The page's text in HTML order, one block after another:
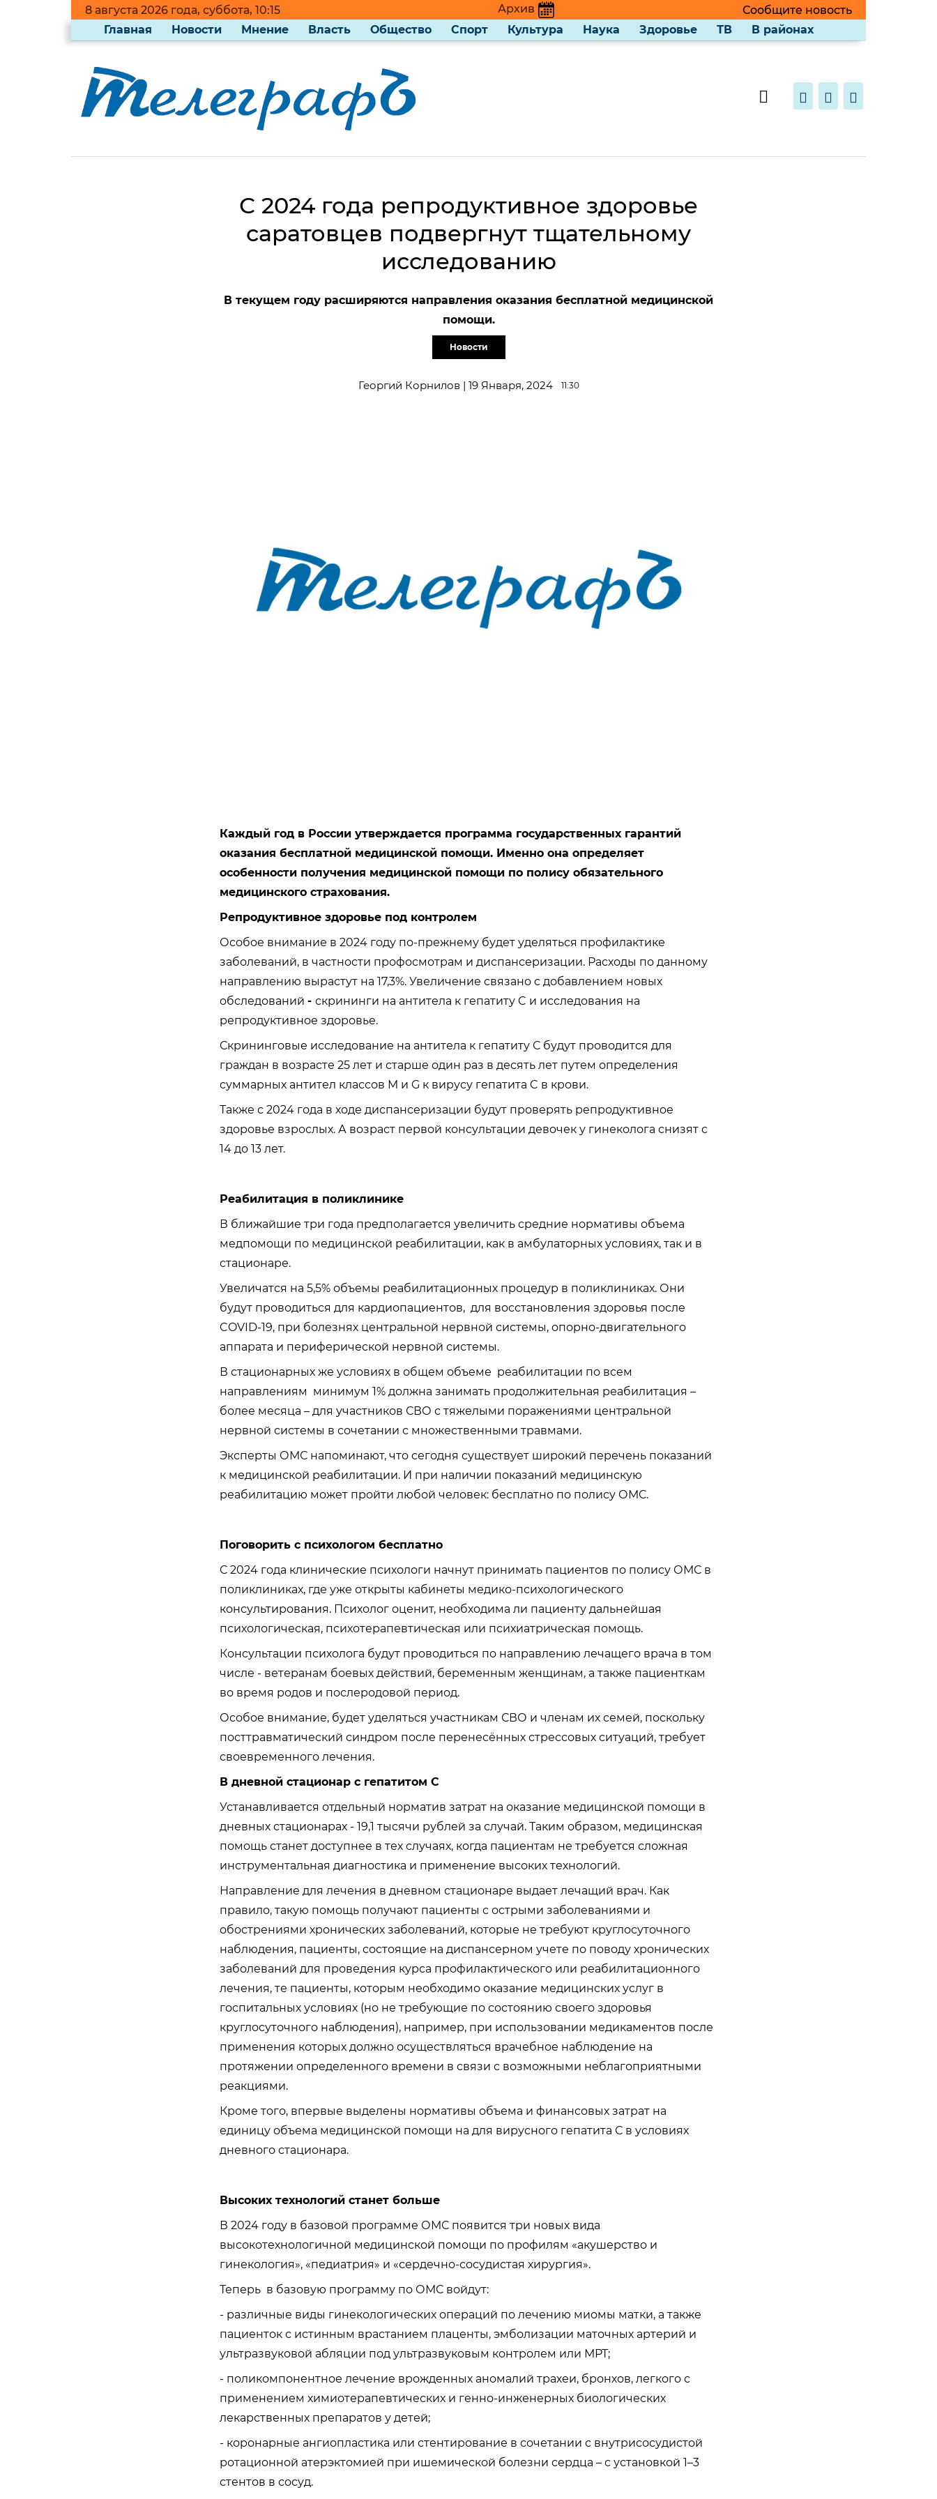
8 августа 2026 года, суббота, 10:15 Архив
Сообщите новость
Главная
Новости Мнение Власть Общество Спорт Культура Наука Здоровье ТВ В районах
С 2024 года репродуктивное здоровье
саратовцев подвергнут тщательному
исследованию
В текущем году расширяются направления оказания бесплатной медицинской
помощи.
Новости
Георгий Корнилов | 19 Января, 2024 11:30
Каждый год в России утверждается программа государственных гарантий
оказания бесплатной медицинской помощи. Именно она определяет
особенности получения медицинской помощи по полису обязательного
медицинского страхования.
Репродуктивное здоровье под контролем
Особое внимание в 2024 году по-прежнему будет уделяться профилактике
заболеваний, в частности профосмотрам и диспансеризации. Расходы по данному
направлению вырастут на 17,3%. Увеличение связано с добавлением новых
обследований - скрининги на антитела к гепатиту C и исследования на
репродуктивное здоровье.
Скрининговые исследование на антитела к гепатиту С будут проводится для
граждан в возрасте 25 лет и старше один раз в десять лет путем определения
суммарных антител классов M и G к вирусу гепатита C в крови.
Также с 2024 года в ходе диспансеризации будут проверять репродуктивное
здоровье взрослых. А возраст первой консультации девочек у гинеколога снизят с
14 до 13 лет.
Реабилитация в поликлинике
В ближайшие три года предполагается увеличить средние нормативы объема
медпомощи по медицинской реабилитации, как в амбулаторных условиях, так и в
стационаре.
Увеличатся на 5,5% объемы реабилитационных процедур в поликлиниках. Они
будут проводиться для кардиопациентов, для восстановления здоровья после
COVID-19, при болезнях центральной нервной системы, опорно-двигательного
аппарата и периферической нервной системы.
В стационарных же условиях в общем объеме реабилитации по всем
направлениям минимум 1% должна занимать продолжительная реабилитация –
более месяца – для участников СВО с тяжелыми поражениями центральной
нервной системы в сочетании с множественными травмами.
Эксперты ОМС напоминают, что сегодня существует широкий перечень показаний
к медицинской реабилитации. И при наличии показаний медицинскую
реабилитацию может пройти любой человек: бесплатно по полису ОМС.
Поговорить с психологом бесплатно
С 2024 года клинические психологи начнут принимать пациентов по полису ОМС в
поликлиниках, где уже открыты кабинеты медико-психологического
консультирования. Психолог оценит, необходима ли пациенту дальнейшая
психологическая, психотерапевтическая или психиатрическая помощь.
Консультации психолога будут проводиться по направлению лечащего врача в том
числе - ветеранам боевых действий, беременным женщинам, а также пациенткам
во время родов и послеродовой период.
Особое внимание, будет уделяться участникам СВО и членам их семей, поскольку
посттравматический синдром после перенесённых стрессовых ситуаций, требует
своевременного лечения.
В дневной стационар с гепатитом С
Устанавливается отдельный норматив затрат на оказание медицинской помощи в
дневных стационарах - 19,1 тысячи рублей за случай. Таким образом, медицинская
помощь станет доступнее в тех случаях, когда пациентам не требуется сложная
инструментальная диагностика и применение высоких технологий.
Направление для лечения в дневном стационаре выдает лечащий врач. Как
правило, такую помощь получают пациенты с острыми заболеваниями и
обострениями хронических заболеваний, которые не требуют круглосуточного
наблюдения, пациенты, состоящие на диспансерном учете по поводу хронических
заболеваний для проведения курса профилактического или реабилитационного
лечения, те пациенты, которым необходимо оказание медицинских услуг в
госпитальных условиях (но не требующие по состоянию своего здоровья
круглосуточного наблюдения), например, при использовании медикаментов после
применения которых должно осуществляться врачебное наблюдение на
протяжении определенного времени в связи с возможными неблагоприятными
реакциями.
Кроме того, впервые выделены нормативы объема и финансовых затрат на
единицу объема медицинской помощи на для вирусного гепатита С в условиях
дневного стационара.
Высоких технологий станет больше
В 2024 году в базовой программе ОМС появится три новых вида
высокотехнологичной медицинской помощи по профилям «акушерство и
гинекология», «педиатрия» и «сердечно-сосудистая хирургия».
Теперь в базовую программу по ОМС войдут:
- различные виды гинекологических операций по лечению миомы матки, а также
пациенток с истинным врастанием плаценты, эмболизации маточных артерий и
ультразвуковой абляции под ультразвуковым контролем или МРТ;
- поликомпонентное лечение врожденных аномалий трахеи, бронхов, легкого с
применением химиотерапевтических и генно-инженерных биологических
лекарственных препаратов у детей;
- коронарные ангиопластика или стентирование в сочетании с внутрисосудистой
ротационной атерэктомией при ишемической болезни сердца – с установкой 1–3
стентов в сосуд.